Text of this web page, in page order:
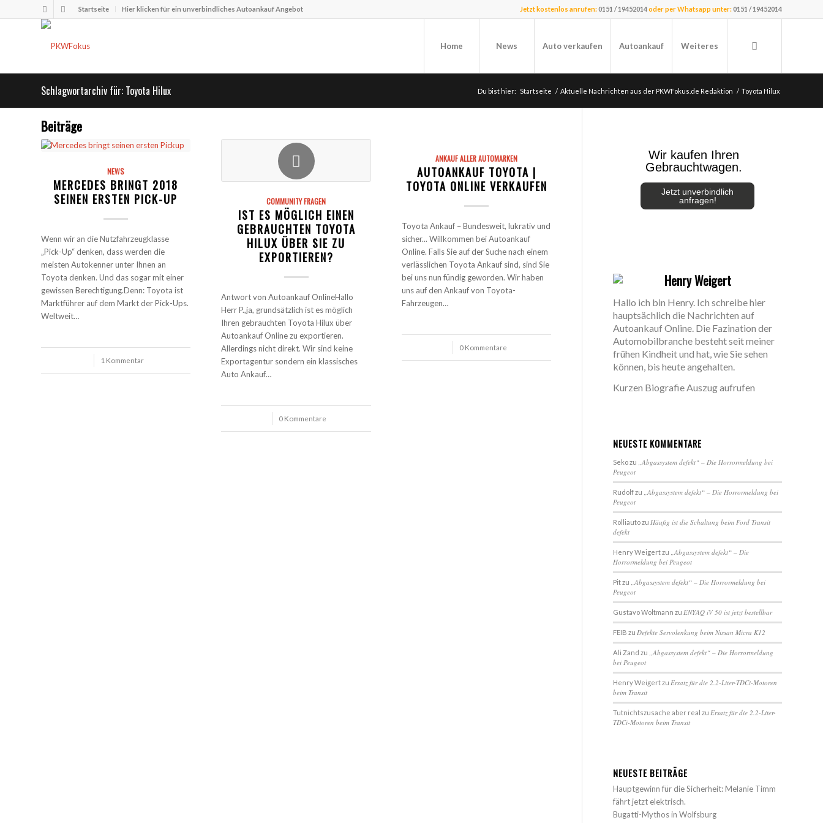
Startseite Hier klicken für ein unverbindliches Autoankauf Angebot Jetzt kostenlos anrufen:0151 / 19452014oder per Whatsapp unter:0151 / 19452014
Home News Auto verkaufen Autoankauf Weiteres
Schlagwortarchiv für: Toyota Hilux Du bist hier: Startseite / Aktuelle Nachrichten aus der PKWFokus.de Redaktion / Toyota Hilux
Beiträge
NEWS
MERCEDES BRINGT 2018
SEINEN ERSTEN PICK-UP
Wenn wir an die Nutzfahrzeugklasse
„Pick-Up“ denken, dass werden die
meisten Autokenner unter Ihnen an
Toyota denken. Und das sogar mit einer
gewissen Berechtigung.Denn: Toyota ist
Marktführer auf dem Markt der Pick-Ups.
Weltweit…
1 Kommentar
COMMUNITY FRAGEN
IST ES MÖGLICH EINEN
GEBRAUCHTEN TOYOTA
HILUX ÜBER SIE ZU
EXPORTIEREN?
Antwort von Autoankauf OnlineHallo
Herr P.,ja, grundsätzlich ist es möglich
Ihren gebrauchten Toyota Hilux über
Autoankauf Online zu exportieren.
Allerdings nicht direkt. Wir sind keine
Exportagentur sondern ein klassisches
Auto Ankauf…
0 Kommentare
ANKAUF ALLER AUTOMARKEN
AUTOANKAUF TOYOTA |
TOYOTA ONLINE VERKAUFEN
Toyota Ankauf – Bundesweit, lukrativ und
sicher... Willkommen bei Autoankauf
Online. Falls Sie auf der Suche nach einem
verlässlichen Toyota Ankauf sind, sind Sie
bei uns nun fündig geworden. Wir haben
uns auf den Ankauf von Toyota-
Fahrzeugen…
0 Kommentare
Wir kaufen Ihren
Gebrauchtwagen.
Jetzt unverbindlich
anfragen!
Henry Weigert
Hallo ich bin Henry. Ich schreibe hier
hauptsächlich die Nachrichten auf
Autoankauf Online. Die Fazination der
Automobilbranche besteht seit meiner
frühen Kindheit und hat, wie Sie sehen
können, bis heute angehalten.
Kurzen Biografie Auszug aufrufen
NEUESTE KOMMENTARE
Sekozu
„Abgassystem defekt“ – Die Horrormeldung bei
Peugeot
Rudolfzu
„Abgassystem defekt“ – Die Horrormeldung bei
Peugeot
Rolliautozu Häufig ist die Schaltung beim Ford Transit
defekt
Henry Weigertzu
„Abgassystem defekt“ – Die
Horrormeldung bei Peugeot
Pitzu
„Abgassystem defekt“ – Die Horrormeldung bei
Peugeot
Gustavo Woltmann zu ENYAQ iV 50 ist jetzt bestellbar
FEIB zu Defekte Servolenkung beim Nissan Micra K12
Ali Zand zu
„Abgassystem defekt“ – Die Horrormeldung
bei Peugeot
Henry Weigertzu Ersatz für die 2.2-Liter-TDCi-Motoren
beim Transit
Tutnichtszusache aber real zu Ersatz für die 2.2-Liter-
TDCi-Motoren beim Transit
NEUESTE BEITRÄGE
Hauptgewinn für die Sicherheit: Melanie Timm
fährt jetzt elektrisch.
Bugatti-Mythos in Wolfsburg